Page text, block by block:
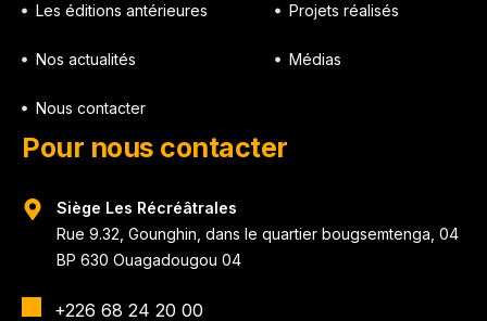
Les éditions antérieures
Nos actualités
Nous contacter
Projets réalisés
Médias
Pour nous contacter
Siège Les Récréâtrales
Rue 9.32, Gounghin, dans le quartier bougsemtenga, 04
BP 630 Ouagadougou 04
+226 68 24 20 00